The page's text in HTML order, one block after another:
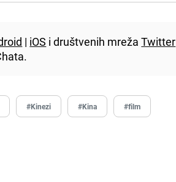
| iOS i društvenih mrežaTwitter
#Kinezi #Kina #film